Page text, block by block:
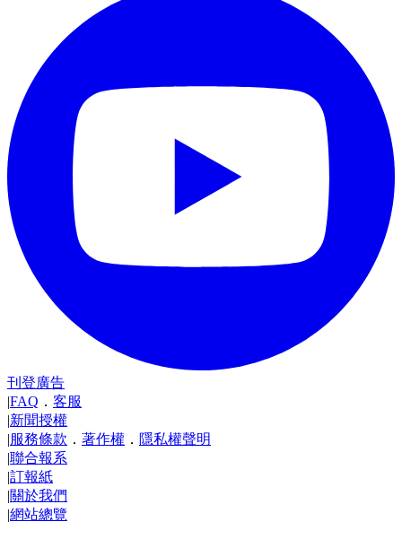
刊登廣告
|FAQ ． 客服
|新聞授權
|服務條款 ． 著作權 ． 隱私權聲明
|聯合報系
|訂報紙
|關於我們
|網站總覽